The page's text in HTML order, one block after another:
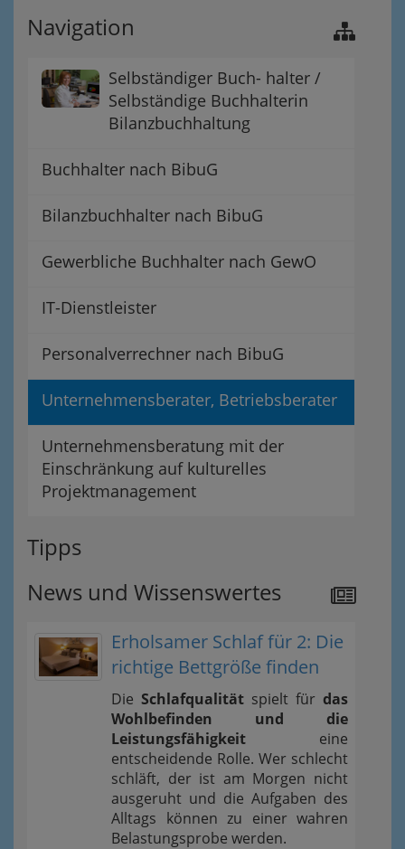
Navigation
Selbständiger Buch- halter /
Selbständige Buchhalterin
Bilanzbuchhaltung
Buchhalter nach BibuG
Bilanzbuchhalter nach BibuG
Gewerbliche Buchhalter nach GewO
IT-Dienstleister
Personalverrechner nach BibuG
Unternehmensberater, Betriebsberater
Unternehmensberatung mit der
Einschränkung auf kulturelles
Projektmanagement
Tipps
News und Wissenswertes
Erholsamer Schlaf für 2: Die
richtige Bettgröße finden
Die Schlafqualität spielt für das
Wohlbefinden und die
Leistungsfähigkeit eine
entscheidende Rolle. Wer schlecht
schläft, der ist am Morgen nicht
ausgeruht und die Aufgaben des
Alltags können zu einer wahren
Belastungsprobe werden.